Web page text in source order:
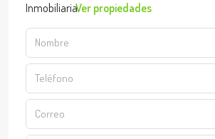
Ver propiedades